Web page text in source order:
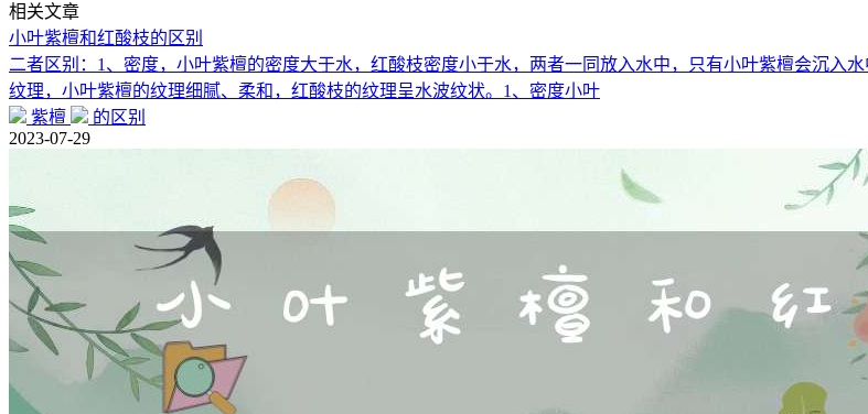
相关文章
小叶紫檀和红酸枝的区别
二者区别：1、密度，小叶紫檀的密度大于水，红酸枝密度小于水，两者一同放入水中，只有小叶紫檀会沉入
纹理，小叶紫檀的纹理细腻、柔和，红酸枝的纹理呈水波纹状。1、密度小叶
紫檀
的区别
2023-07-29